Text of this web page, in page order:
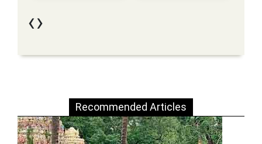
Recommended Articles